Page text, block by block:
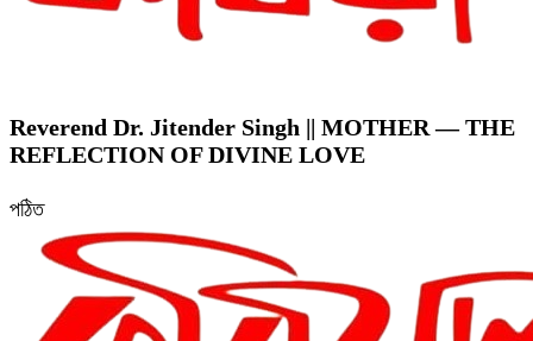
Reverend Dr. Jitender Singh || MOTHER — THE
REFLECTION OF DIVINE LOVE
পঠিত